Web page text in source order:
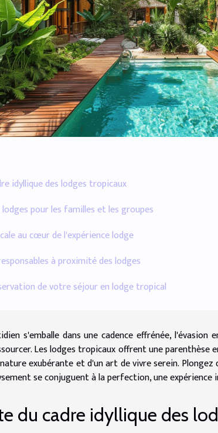
idyllique des lodges tropicaux
pour les familles et les groupes
au cœur de l'expérience lodge
à proximité des lodges
de votre séjour en lodge tropical
s'emballe dans une cadence effrénée,
Les lodges tropicaux offrent une
exubérante et d'un art de vivre serein.
se conjuguent à la perfection, une
du cadre idyllique des